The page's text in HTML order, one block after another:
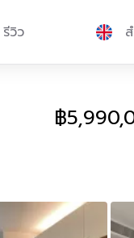
รีวิว
฿